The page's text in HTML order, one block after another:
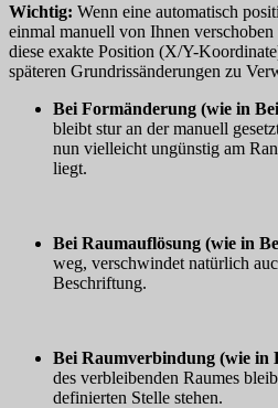
Wichtig: Wenn eine automatisch
einmal manuell von Ihnen
diese exakte Position (X/Y-
späteren Grundrissänderungen zu
Bei Formänderung (wie in
bleibt stur an der manuell
nun vielleicht ungünstig am
liegt.
Bei Raumauflösung (wie in
weg, verschwindet natürlich
Beschriftung.
Bei Raumverbindung (wie in
des verbleibenden Raumes
definierten Stelle stehen.